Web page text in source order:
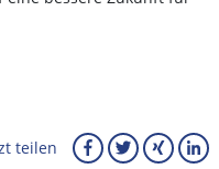
teilen